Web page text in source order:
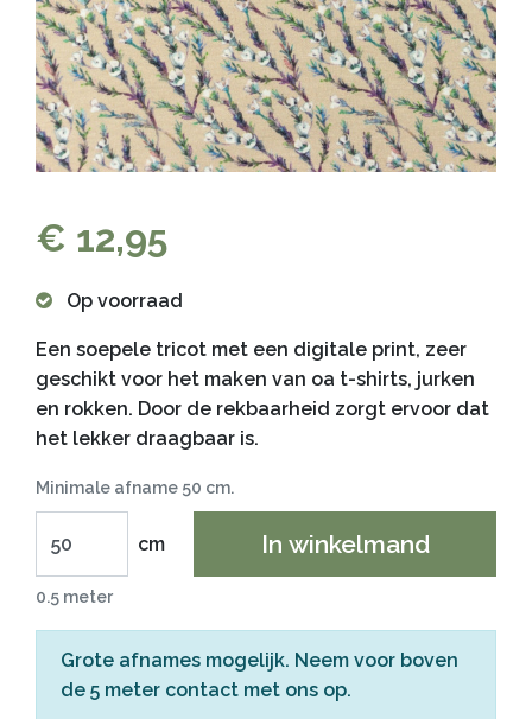
€ 12,95
Op voorraad
Een soepele tricot met een digitale print, zeer
geschikt voor het maken van oa t-shirts, jurken
en rokken. Door de rekbaarheid zorgt ervoor dat
het lekker draagbaar is.
Minimale afname 50 cm.
cm In winkelmand
0.5 meter
Grote afnames mogelijk. Neem voor boven
de 5 meter contact met ons op.